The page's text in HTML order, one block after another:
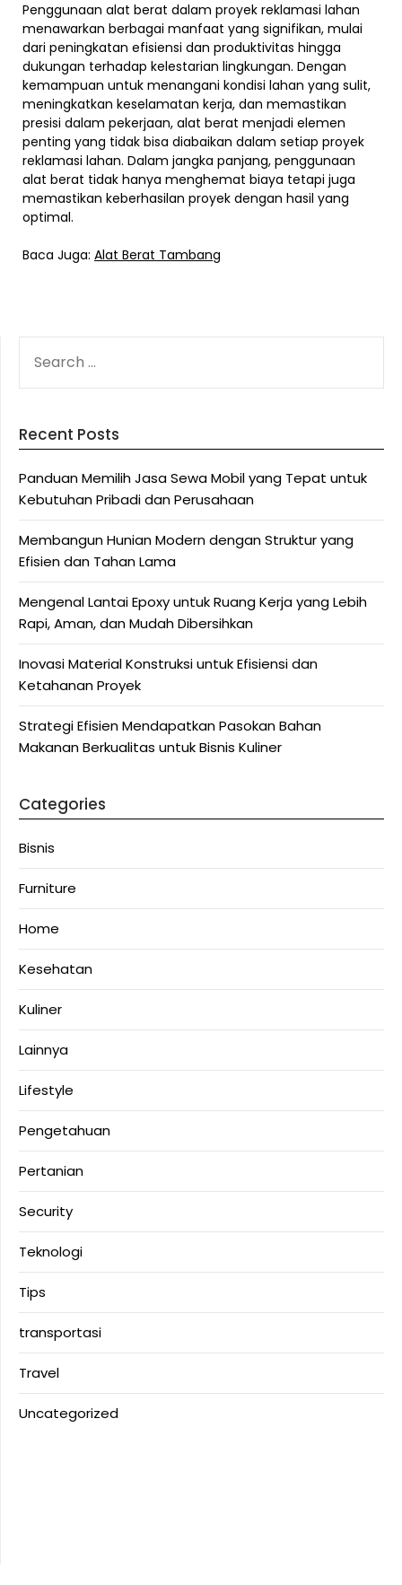
Penggunaan alat berat dalam proyek reklamasi lahan
menawarkan berbagai manfaat yang signifikan, mulai
dari peningkatan efisiensi dan produktivitas hingga
dukungan terhadap kelestarian lingkungan. Dengan
kemampuan untuk menangani kondisi lahan yang sulit,
meningkatkan keselamatan kerja, dan memastikan
presisi dalam pekerjaan, alat berat menjadi elemen
penting yang tidak bisa diabaikan dalam setiap proyek
reklamasi lahan. Dalam jangka panjang, penggunaan
alat berat tidak hanya menghemat biaya tetapi juga
memastikan keberhasilan proyek dengan hasil yang
optimal.
Baca Juga: Alat Berat Tambang
FOR:
Recent Posts
Panduan Memilih Jasa Sewa Mobil yang Tepat untuk
Kebutuhan Pribadi dan Perusahaan
Membangun Hunian Modern dengan Struktur yang
Efisien dan Tahan Lama
Mengenal Lantai Epoxy untuk Ruang Kerja yang Lebih
Rapi, Aman, dan Mudah Dibersihkan
Inovasi Material Konstruksi untuk Efisiensi dan
Ketahanan Proyek
Strategi Efisien Mendapatkan Pasokan Bahan
Makanan Berkualitas untuk Bisnis Kuliner
Categories
Bisnis
Furniture
Home
Kesehatan
Kuliner
Lainnya
Lifestyle
Pengetahuan
Pertanian
Security
Teknologi
Tips
transportasi
Travel
Uncategorized